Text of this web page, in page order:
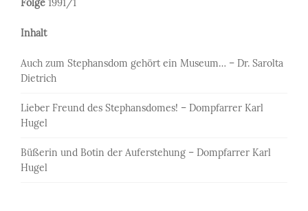
Folge 1991/1
Inhalt
Auch zum Stephansdom gehört ein Museum… – Dr. Sarolta
Dietrich
Lieber Freund des Stephansdomes! – Dompfarrer Karl
Hugel
Büßerin und Botin der Auferstehung – Dompfarrer Karl
Hugel